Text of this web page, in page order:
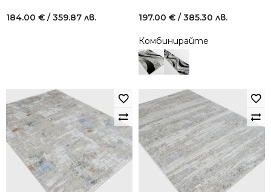
184.00 € / 359.87 лв. 197.00 € / 385.30 лв.
Комбинирайте